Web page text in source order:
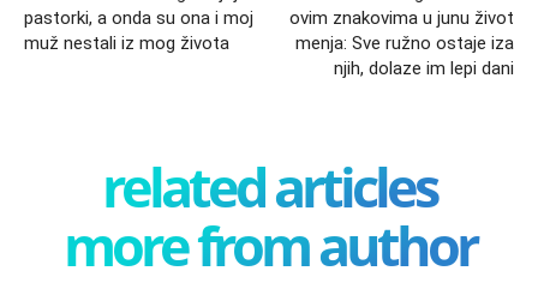
pastorki, a onda su ona i moj
muž nestali iz mog života
ovim znakovima u junu život
menja: Sve ružno ostaje iza
njih, dolaze im lepi dani
related articles
more from author